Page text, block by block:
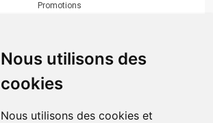
Nous utilisons des
cookies
Nous utilisons des cookies et
Promotions
Actualités & conseils
Événements
Marques
Suivez-nous